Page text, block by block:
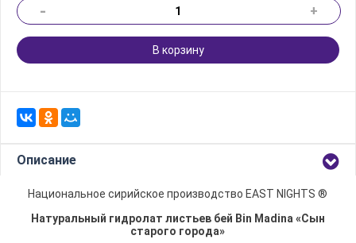
- +
В корзину
Описание
Национальное сирийское производство EAST NIGHTS ®
Натуральный гидролат листьев бей Bin Madina «Сын
старого города»